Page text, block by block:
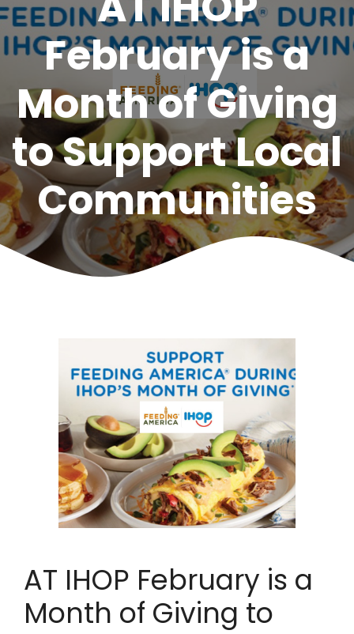
February is a
Month of Giving
to Support Local
Communities
AT IHOP February is a
Month of Giving to